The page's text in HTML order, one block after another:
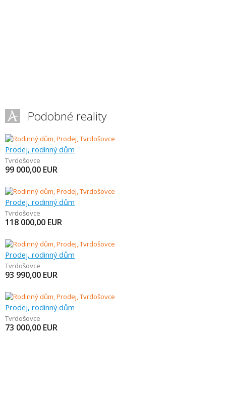
Podobné reality
Prodej, rodinný dům
Tvrdošovce
99 000,00 EUR
Prodej, rodinný dům
Tvrdošovce
118 000,00 EUR
Prodej, rodinný dům
Tvrdošovce
93 990,00 EUR
Prodej, rodinný dům
Tvrdošovce
73 000,00 EUR